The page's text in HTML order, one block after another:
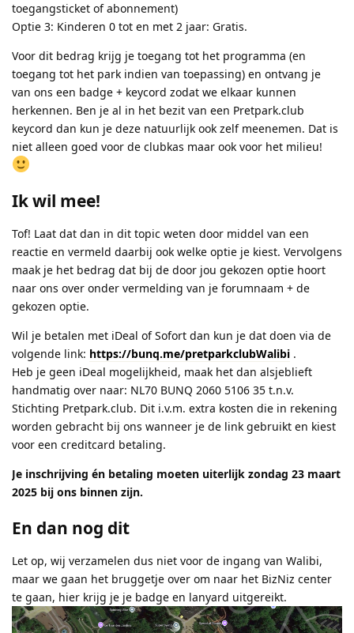
toegangsticket of abonnement)
Optie 3: Kinderen 0 tot en met 2 jaar: Gratis.
Voor dit bedrag krijg je toegang tot het programma (en
toegang tot het park indien van toepassing) en ontvang je
van ons een badge + keycord zodat we elkaar kunnen
herkennen. Ben je al in het bezit van een Pretpark.club
keycord dan kun je deze natuurlijk ook zelf meenemen. Dat is
niet alleen goed voor de clubkas maar ook voor het milieu!
Ik wil mee!
Tof! Laat dat dan in dit topic weten door middel van een
reactie en vermeld daarbij ook welke optie je kiest. Vervolgens
maak je het bedrag dat bij de door jou gekozen optie hoort
naar ons over onder vermelding van je forumnaam + de
gekozen optie.
Wil je betalen met iDeal of Sofort dan kun je dat doen via de
volgende link: https://bunq.me/pretparkclubWalibi .
Heb je geen iDeal mogelijkheid, maak het dan alsjeblieft
handmatig over naar: NL70 BUNQ 2060 5106 35 t.n.v.
Stichting Pretpark.club. Dit i.v.m. extra kosten die in rekening
worden gebracht bij ons wanneer je de link gebruikt en kiest
voor een creditcard betaling.
Je inschrijving én betaling moeten uiterlijk zondag 23 maart
2025 bij ons binnen zijn.
En dan nog dit
Let op, wij verzamelen dus niet voor de ingang van Walibi,
maar we gaan het bruggetje over om naar het BizNiz center
te gaan, hier krijg je je badge en lanyard uitgereikt.